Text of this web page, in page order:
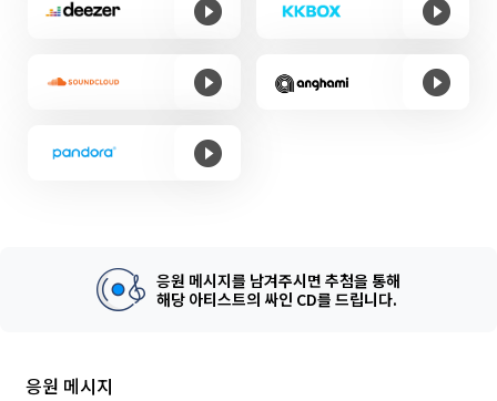
응원 메시지를 남겨주시면 추첨을 통해
해당 아티스트의 싸인 CD를 드립니다.
응원 메시지